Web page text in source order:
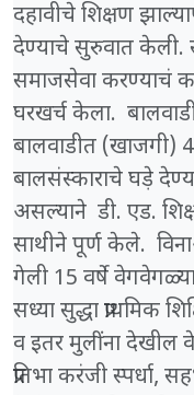
दहावीचे शिक्षण
देण्याचे सुरुवात केली.
समाजसेवा करण्याचं
घरखर्च केला. बालवाडी
बालवाडीत (खाजगी)
बालसंस्काराचे घड़े
असल्याने डी. एड.
साथीने पूर्ण केले.
गेली 15 वर्षे
सध्या सुद्धा प्राथमिक
व इतर मुलींना देखील
प्रतिभा करंजी स्पर्धा,